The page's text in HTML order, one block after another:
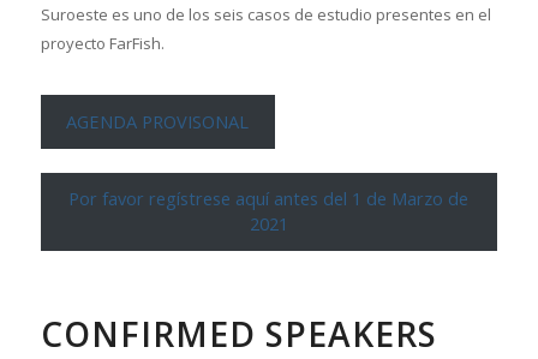
Suroeste es uno de los seis casos de estudio presentes en el
proyecto FarFish.
AGENDA PROVISONAL
Por favor regístrese aquí antes del 1 de Marzo de
2021
CONFIRMED SPEAKERS